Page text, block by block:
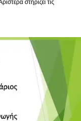
στηρίζει τις